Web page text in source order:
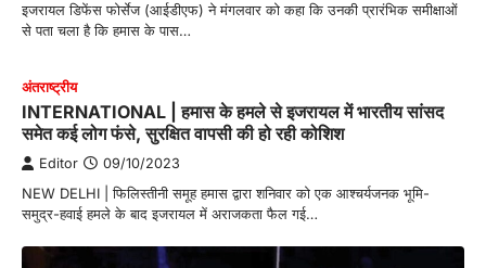
इजरायल डिफेंस फोर्सेज (आईडीएफ) ने मंगलवार को कहा कि उनकी प्रारंभिक समीक्षाओं
से पता चला है कि हमास के पास…
अंतराष्‍ट्रीय
INTERNATIONAL | हमास के हमले से इजरायल में भारतीय सांसद
समेत कई लोग फंसे, सुरक्षित वापसी की हो रही कोशिश
Editor 09/10/2023
NEW DELHI | फिलिस्तीनी समूह हमास द्वारा शनिवार को एक आश्चर्यजनक भूमि-
समुद्र-हवाई हमले के बाद इजरायल में अराजकता फैल गई…